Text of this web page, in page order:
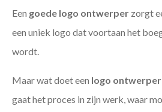
Een goede logo ontwerper zorgt
een uniek logo dat voortaan het
wordt.
Maar wat doet een logo ontwerper
gaat het proces in zijn werk, waar